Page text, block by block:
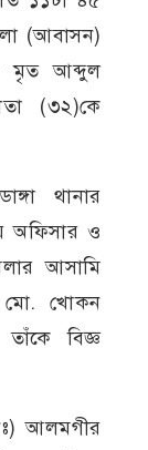
(আবাসন)
মৃত আব্দুল
(৩২)কে
থানার
অফিসার ও
আসামি
মো. খোকন
বিজ্ঞ
আলমগীর